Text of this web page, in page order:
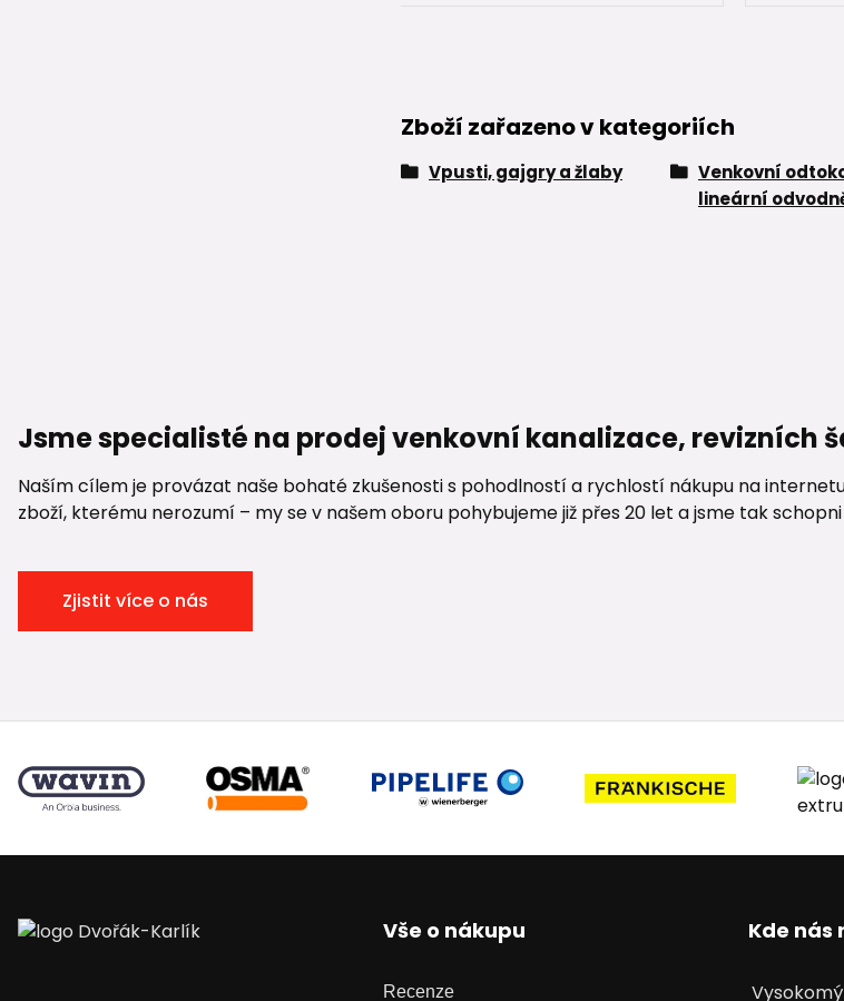
Zboží zařazeno v kategoriích
Vpusti, gajgry a žlaby
Venkovní
lineární
Jsme specialisté na prodej venkovní kanalizace, revizních
Naším cílem je provázat naše bohaté zkušenosti s pohodlností a rychlostí nákupu na
zboží, kterému nerozumí – my se v našem oboru pohybujeme již přes 20 let a jsme tak
Zjistit více o nás
Vše o nákupu
Recenze
Kde nás